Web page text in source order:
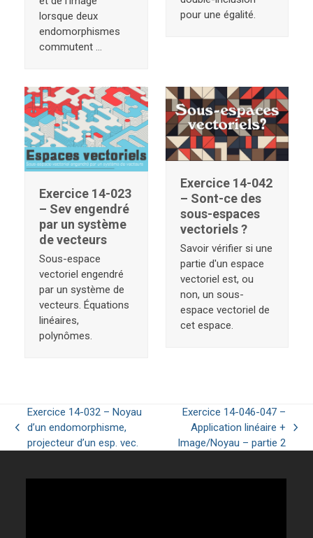
lorsque deux
endomorphismes
commutent ...
pour une égalité.
Exercice 14-023
– Sev engendré
par un système
de vecteurs
Sous-espace
vectoriel engendré
par un système de
vecteurs. Équations
linéaires,
polynômes.
Exercice 14-042
– Sont-ce des
sous-espaces
vectoriels ?
Savoir vérifier si une
partie d'un espace
vectoriel est, ou
non, un sous-
espace vectoriel de
cet espace.
previous
post:
Exercice 14-032 – Noyau
d’un endomorphisme,
projecteur d’un esp. vec.
post:
Exercice 14-046-047 –
Application linéaire +
Image/Noyau – partie 2